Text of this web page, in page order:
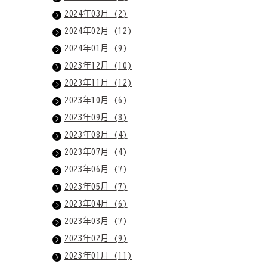
2024年03月 (2)
2024年02月 (12)
2024年01月 (9)
2023年12月 (10)
2023年11月 (12)
2023年10月 (6)
2023年09月 (8)
2023年08月 (4)
2023年07月 (4)
2023年06月 (7)
2023年05月 (7)
2023年04月 (6)
2023年03月 (7)
2023年02月 (9)
2023年01月 (11)